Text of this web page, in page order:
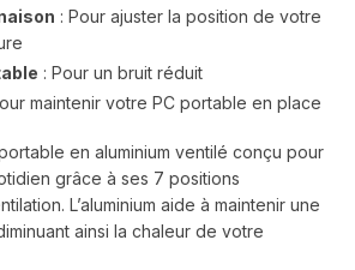
: Pour ajuster la position de votre
: Pour un bruit réduit
maintenir votre PC portable en place
en aluminium ventilé conçu pour
grâce à ses 7 positions
L’aluminium aide à maintenir une
ainsi la chaleur de votre